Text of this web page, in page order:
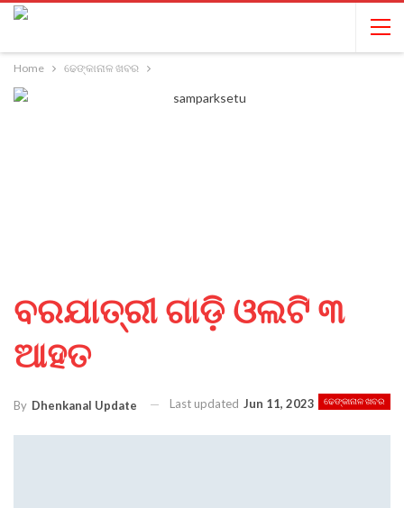
Home ଢେଙ୍କାନାଳ ଖବର
ବରଯାତ୍ରୀ ଗାଡ଼ି ଓଲଟି ୩
ଆହତ
ଢେଙ୍କାନାଳ ଖବର
By Dhenkanal Update Last updated Jun 11, 2023